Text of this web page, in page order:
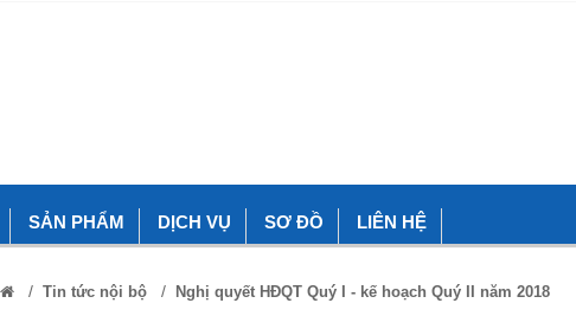
SẢN PHẨM DỊCH VỤ SƠ ĐỒ LIÊN HỆ
/ Tin tức nội bộ/ Nghị quyết HĐQT Quý I - kế hoạch Quý II năm 2018